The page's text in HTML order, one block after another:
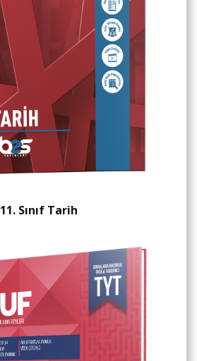
11. Sınıf Tarih